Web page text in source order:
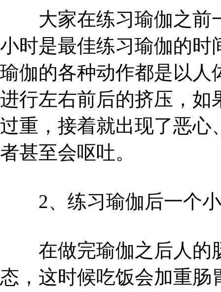
大家在练习瑜伽之前
小时是最佳练习瑜伽的时
瑜伽的各种动作都是以人
进行左右前后的挤压，如
过重，接着就出现了恶心
者甚至会呕吐。
2、练习瑜伽后一个小
在做完瑜伽之后人的
态，这时候吃饭会加重肠